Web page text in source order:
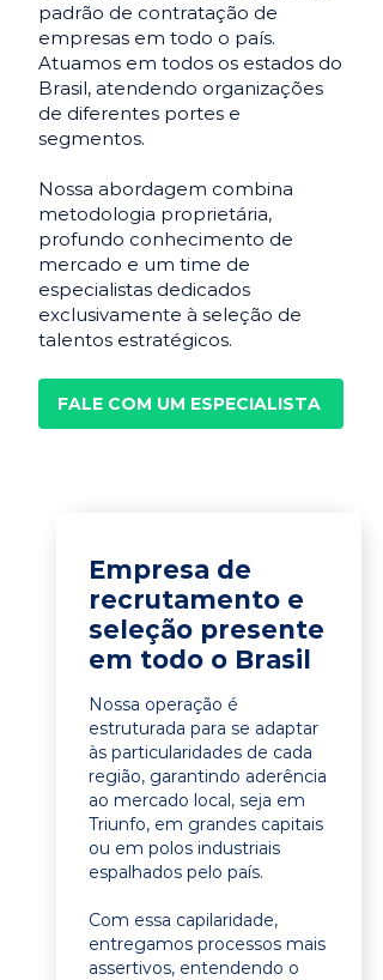
padrão de contratação de
empresas em todo o país.
Atuamos em todos os estados do
Brasil, atendendo organizações
de diferentes portes e
segmentos.
Nossa abordagem combina
metodologia proprietária,
profundo conhecimento de
mercado e um time de
especialistas dedicados
exclusivamente à seleção de
talentos estratégicos.
FALE COM UM ESPECIALISTA
Empresa de
recrutamento e
seleção presente
em todo o Brasil
Nossa operação é
estruturada para se adaptar
às particularidades de cada
região, garantindo aderência
ao mercado local, seja em
Triunfo, em grandes capitais
ou em polos industriais
espalhados pelo país.
Com essa capilaridade,
entregamos processos mais
assertivos, entendendo o